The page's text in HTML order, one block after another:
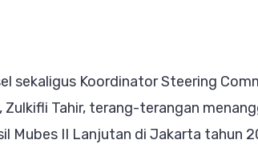
sekaligus Koordinator Steering
Tahir, terang-terangan
Mubes II Lanjutan di Jakarta tahun